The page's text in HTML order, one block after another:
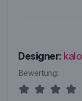
Designer: kalo
Bewertung: